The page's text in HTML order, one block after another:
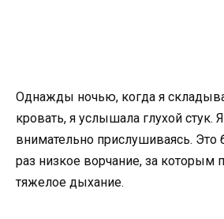
Однажды ночью, когда я
кровать, я услышала глухой стук.
внимательно прислушиваясь. Это
раз низкое ворчание, за которым
тяжелое дыхание.